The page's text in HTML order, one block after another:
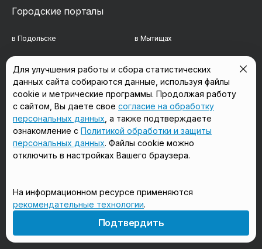
Городские порталы
в Подольске в Мытищах
в Сергиевом Посаде в Люберцах
в Красногорске в Королёве
в Домодедово в Щёлково
18+
Мы в соцсетях
Для улучшения работы и сбора статистических
данных сайта собираются данные, используя файлы
cookie и метрические программы. Продолжая работу
с сайтом, Вы даете свое согласие на обработку
персональных данных , а также подтверждаете
ознакомление с Политикой обработки и защиты
персональных данных. Файлы cookie можно
отключить в настройках Вашего браузера.
На информационном ресурсе применяются
рекомендательные технологии.
Подтвердить